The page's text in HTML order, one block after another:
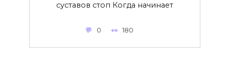
суставов стоп Когда начинает
0 180